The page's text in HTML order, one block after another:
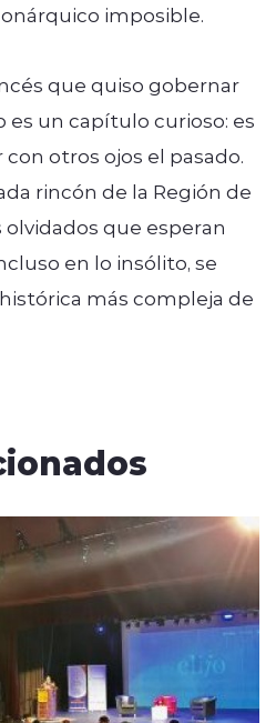
imposible.
que quiso gobernar
es un capítulo curioso: es
otros ojos el pasado.
rincón de la Región de
olvidados que esperan
en lo insólito, se
más compleja de